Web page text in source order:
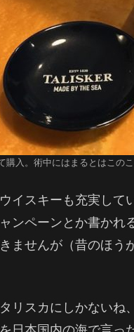
購入。術中にはまるとはこのこ
イスキーも充実して
ンペーンとか書かれ
ませんが（昔のほう
リスカにしかないね